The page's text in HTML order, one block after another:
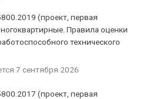
(проект, первая
Правила оценки
технического
7 сентября 2026
(проект, первая